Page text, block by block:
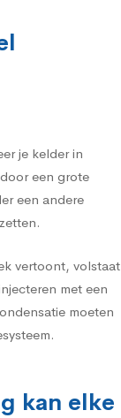
je kelder in
een grote
een andere
vertoont, volstaat
met een
moeten
kan elke